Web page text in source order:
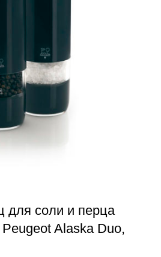
для соли и перца
Peugeot Alaska Duo,